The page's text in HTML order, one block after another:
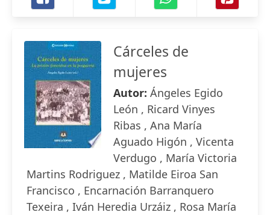
Cárceles de
mujeres
Autor: Ángeles Egido
León , Ricard Vinyes
Ribas , Ana María
Aguado Higón , Vicenta
Verdugo , María Victoria
Martins Rodriguez , Matilde Eiroa San
Francisco , Encarnación Barranquero
Texeira , Iván Heredia Urzáiz , Rosa María